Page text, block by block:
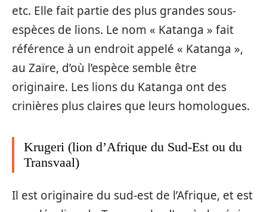
etc. Elle fait partie des plus grandes sous-
espèces de lions. Le nom « Katanga » fait
référence à un endroit appelé « Katanga »,
au Zaïre, d’où l’espèce semble être
originaire. Les lions du Katanga ont des
crinières plus claires que leurs homologues.
Krugeri (lion d’Afrique du Sud-Est ou du
Transvaal)
Il est originaire du sud-est de l’Afrique, et est